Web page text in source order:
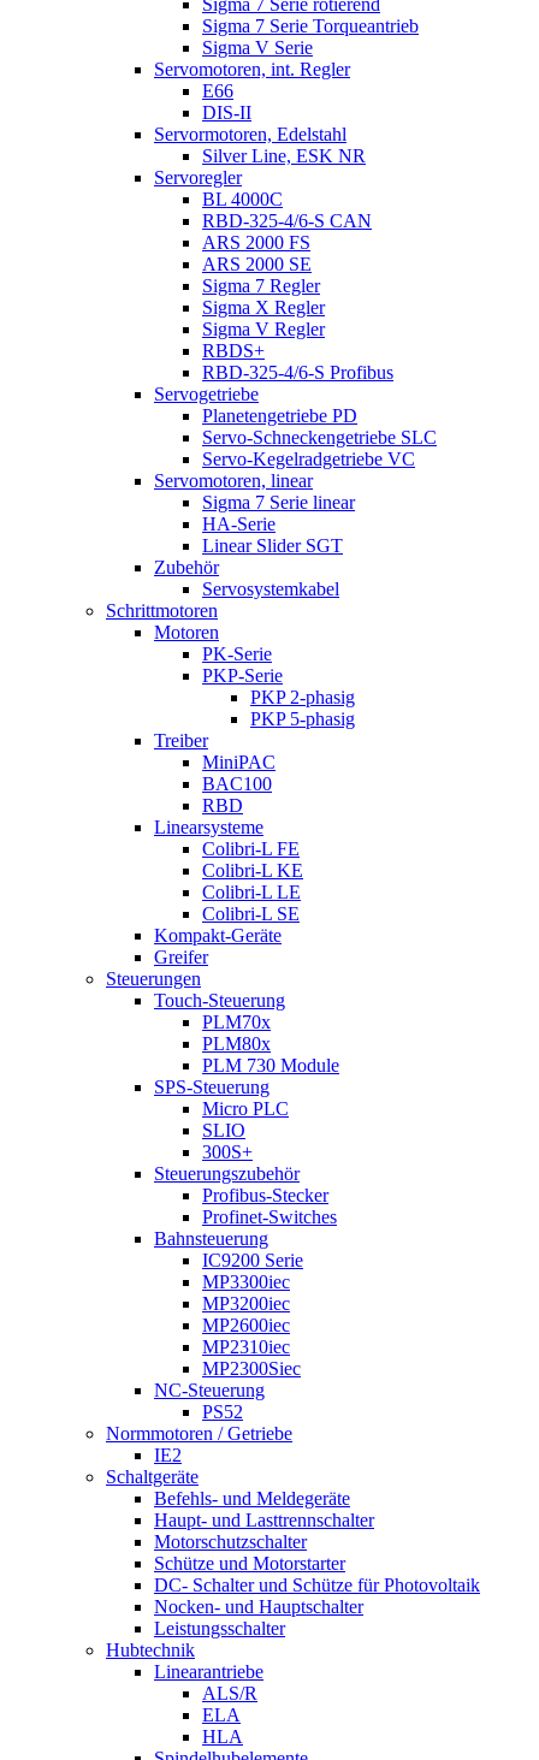
Sigma 7 Serie rotierend
Sigma 7 Serie Torqueantrieb
Sigma V Serie
Servomotoren, int. Regler
E66
DIS-II
Servormotoren, Edelstahl
Silver Line, ESK NR
Servoregler
BL 4000C
RBD-325-4/6-S CAN
ARS 2000 FS
ARS 2000 SE
Sigma 7 Regler
Sigma X Regler
Sigma V Regler
RBDS+
RBD-325-4/6-S Profibus
Servogetriebe
Planetengetriebe PD
Servo-Schneckengetriebe SLC
Servo-Kegelradgetriebe VC
Servomotoren, linear
Sigma 7 Serie linear
HA-Serie
Linear Slider SGT
Zubehör
Servosystemkabel
Schrittmotoren
Motoren
PK-Serie
PKP-Serie
PKP 2-phasig
PKP 5-phasig
Treiber
MiniPAC
BAC100
RBD
Linearsysteme
Colibri-L FE
Colibri-L KE
Colibri-L LE
Colibri-L SE
Kompakt-Geräte
Greifer
Steuerungen
Touch-Steuerung
PLM70x
PLM80x
PLM 730 Module
SPS-Steuerung
Micro PLC
SLIO
300S+
Steuerungszubehör
Profibus-Stecker
Profinet-Switches
Bahnsteuerung
IC9200 Serie
MP3300iec
MP3200iec
MP2600iec
MP2310iec
MP2300Siec
NC-Steuerung
PS52
Normmotoren / Getriebe
IE2
Schaltgeräte
Befehls- und Meldegeräte
Haupt- und Lasttrennschalter
Motorschutzschalter
Schütze und Motorstarter
DC- Schalter und Schütze für Photovoltaik
Nocken- und Hauptschalter
Leistungsschalter
Hubtechnik
Linearantriebe
ALS/R
ELA
HLA